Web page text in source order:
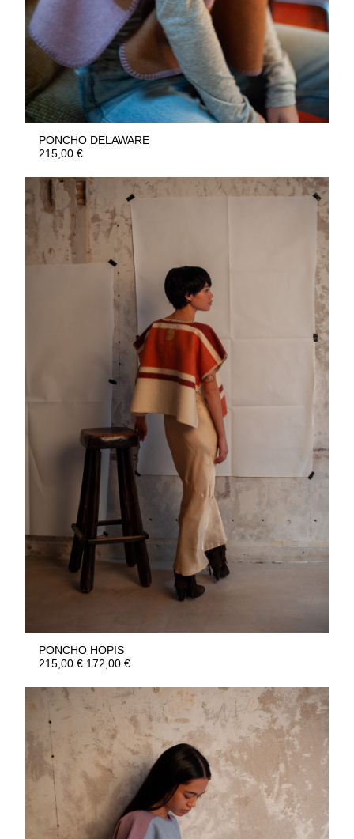
PONCHO DELAWARE
215,00€
PONCHO HOPIS
215,00€ 172,00€